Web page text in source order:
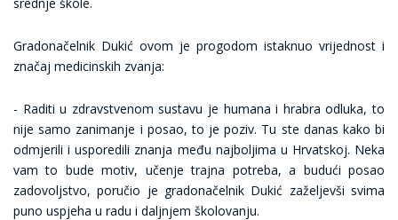
Gradonačelnik Dukić ovom je progodom istaknuo vrijednost i
značaj medicinskih zvanja:
- Raditi u zdravstvenom sustavu je humana i hrabra odluka, to
nije samo zanimanje i posao, to je poziv. Tu ste danas kako bi
odmjerili i usporedili znanja među najboljima u Hrvatskoj. Neka
vam to bude motiv, učenje trajna potreba, a budući posao
zadovoljstvo, poručio je gradonačelnik Dukić zaželjevši svima
puno uspjeha u radu i daljnjem školovanju.